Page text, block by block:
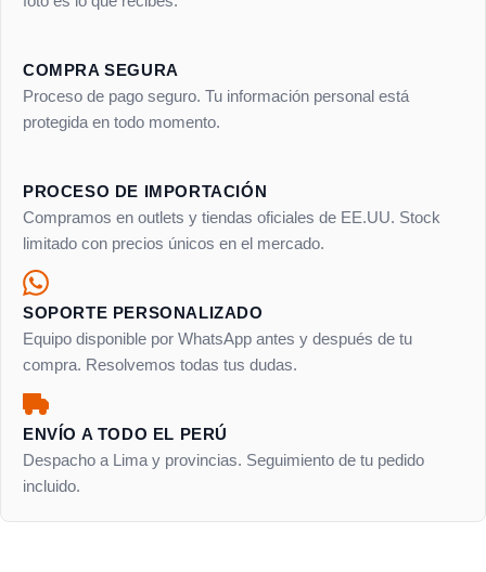
COMPRA SEGURA
Proceso de pago seguro. Tu información personal está
protegida en todo momento.
PROCESO DE IMPORTACIÓN
Compramos en outlets y tiendas oficiales de EE.UU. Stock
limitado con precios únicos en el mercado.
SOPORTE PERSONALIZADO
Equipo disponible por WhatsApp antes y después de tu
compra. Resolvemos todas tus dudas.
ENVÍO A TODO EL PERÚ
Despacho a Lima y provincias. Seguimiento de tu pedido
incluido.